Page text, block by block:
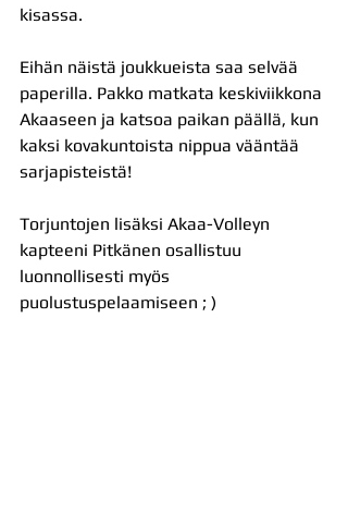
kisassa.
Eihän näistä joukkueista saa selvää
paperilla. Pakko matkata keskiviikkona
Akaaseen ja katsoa paikan päällä, kun
kaksi kovakuntoista nippua vääntää
sarjapisteistä!
Torjuntojen lisäksi Akaa-Volleyn
kapteeni Pitkänen osallistuu
luonnollisesti myös
puolustuspelaamiseen ; )